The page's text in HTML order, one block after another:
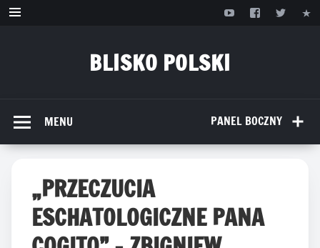
Przejdź
BLISKO POLSKI
PANEL BOCZNY
MENU
„PRZECZUCIA
ESCHATOLOGICZNE PANA